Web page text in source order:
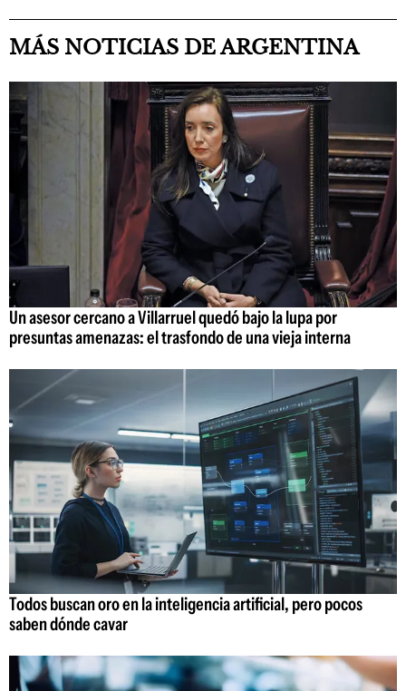
MÁS NOTICIAS DE ARGENTINA
Un asesor cercano a Villarruel quedó bajo la lupa por
presuntas amenazas: el trasfondo de una vieja interna
Todos buscan oro en la inteligencia artificial, pero pocos
saben dónde cavar